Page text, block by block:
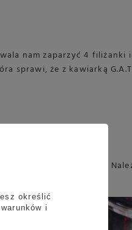
nam zaparzyć 4 filiżanki
sprawi, że z kawiarką
indukcyjnych. .
określić
i